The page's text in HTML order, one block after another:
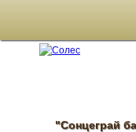
"Сонцеграй